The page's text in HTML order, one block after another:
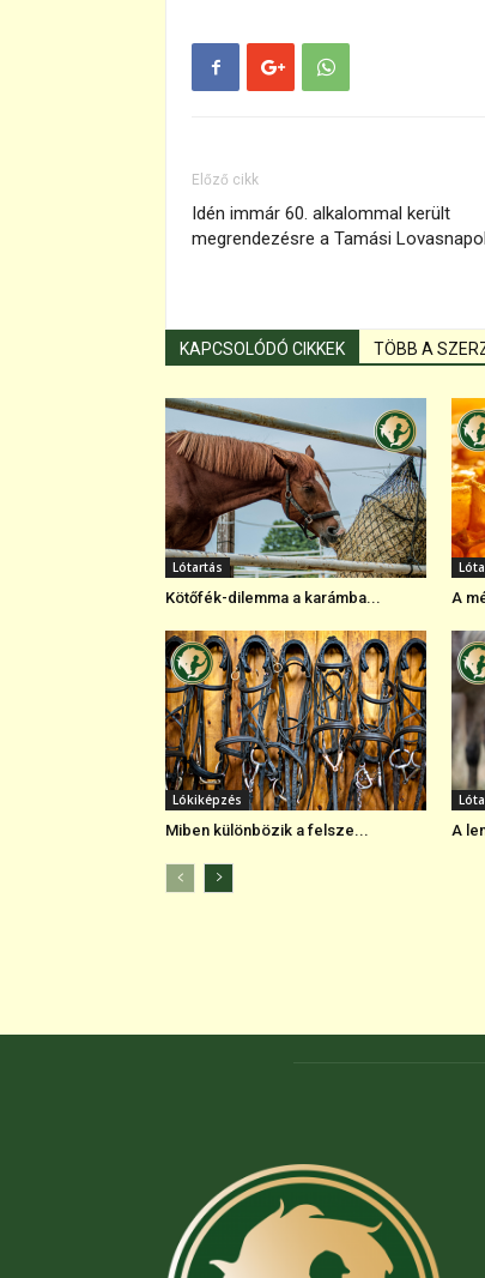
Előző cikk
Idén immár 60. alkalommal került
megrendezésre a Tamási
KAPCSOLÓDÓ CIKKEK TÖBB A
Lótartás
Kötőfék-dilemma a karámba... A
Lókiképzés
Miben különbözik a felsze... A